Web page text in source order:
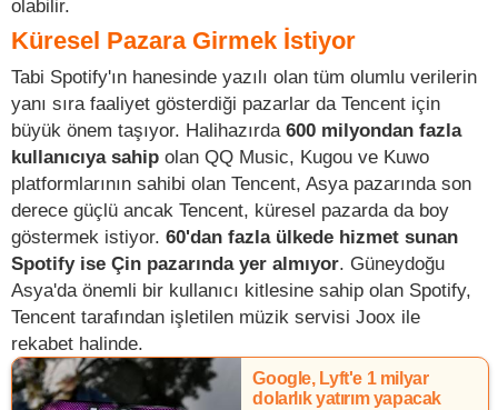
olabilir.
Küresel Pazara Girmek İstiyor
Tabi Spotify'ın hanesinde yazılı olan tüm olumlu verilerin
yanı sıra faaliyet gösterdiği pazarlar da Tencent için
büyük önem taşıyor. Halihazırda 600 milyondan fazla
kullanıcıya sahip olan QQ Music, Kugou ve Kuwo
platformlarının sahibi olan Tencent, Asya pazarında son
derece güçlü ancak Tencent, küresel pazarda da boy
göstermek istiyor. 60'dan fazla ülkede hizmet sunan
Spotify ise Çin pazarında yer almıyor. Güneydoğu
Asya'da önemli bir kullanıcı kitlesine sahip olan Spotify,
Tencent tarafından işletilen müzik servisi Joox ile
rekabet halinde.
Google, Lyft'e 1 milyar
dolarlık yatırım yapacak